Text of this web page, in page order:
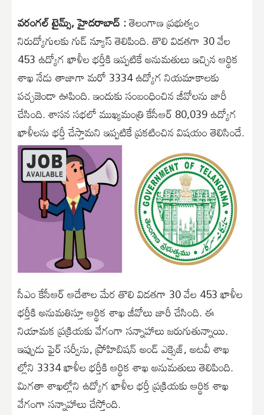
వరంగల్ టైమ్స్, హైదరాబాద్ :తెలంగాణ ప్రభుత్వం
నిరుద్యోగులకు గుడ్ న్యూస్ తెలిపింది. తొలి విడతగా 30 వేల
453 ఉద్యోగ ఖాళీల భర్తీకి ఇప్పటికే అనుమతులు ఇచ్చిన ఆర్థిక
శాఖ నేడు తాజాగా మరో 3334 ఉద్యోగ నియమాకాలకు
పచ్చజెండా ఊపింది. ఇందుకు సంబంధించిన జీవోలను జారీ
చేసింది. శాసన సభలో ముఖ్యమంత్రి కేసీఆర్ 80,039 ఉద్యోగ
ఖాళీలను భర్తీ చేస్తామని ఇప్పటికే ప్రకటించిన విషయం తెలిసిందే.
సీఎం కేసీఆర్ ఆదేశాల మేర తొలి విడతగా 30 వేల 453 ఖాళీల
భర్తీకి అనుమతిస్తూ ఆర్థిక శాఖ జీవోలు జారీ చేసింది. ఈ
నియామక ప్రక్రియకు వేగంగా సన్నాహాలు జరుగుతున్నాయి.
ఇప్పుడు ఫైర్ సర్వీసు, ప్రోహిబిషన్ అండ్ ఎక్సైజ్, అటవీ శాఖ
ల్లోని 3334 ఖాళీల భర్తీకి ఆర్థిక శాఖ అనుమతులు తెలిపింది.
మిగతా శాఖల్లోని ఉద్యోగ ఖాళీల భర్తీ ప్రక్రియకు ఆర్థిక శాఖ
వేగంగా సన్నాహాలు చేస్తోంది.